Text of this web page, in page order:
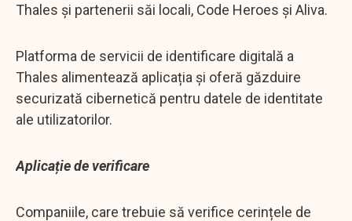
Thales și partenerii săi locali, Code Heroes și Aliva.
Platforma de servicii de identificare digitală a
Thales alimentează aplicația și oferă găzduire
securizată cibernetică pentru datele de identitate
ale utilizatorilor.
Aplicație de verificare
Companiile, care trebuie să verifice cerințele de